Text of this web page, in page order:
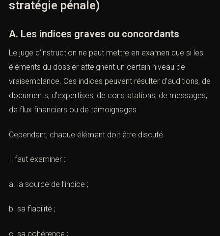
et stratégie pénale)
A. Les indices graves ou concordants
Le juge d’instruction ne peut mettre en examen que si les
éléments du dossier atteignent un certain niveau de
vraisemblance. Ces indices peuvent résulter d’auditions,
messages, de flux financiers ou de témoignages.
Cependant, chaque élément doit être discuté.
Il faut examiner :
a. la source de l’indice ;